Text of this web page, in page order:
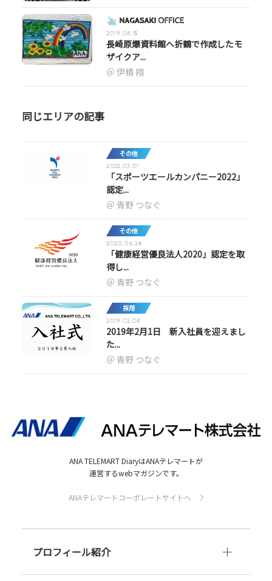
2019.08.15
長崎原爆資料館へ折鶴で作成したモ
ザイクア...
伊積 翔
同じエリアの記事
その他
2022.03.01
「スポーツエールカンパニー2022」
認定...
青野 つなぐ
その他
2020.06.24
「健康経営優良法人2020」認定を取
得し...
青野 つなぐ
採用
2019.02.08
2019年2月1日 新入社員を迎えまし
た...
青野 つなぐ
ANA TELEMART DiaryはANAテレマートが
運営するwebマガジンです。
ANAテレマートコーポレートサイトへ
プロフィール紹介